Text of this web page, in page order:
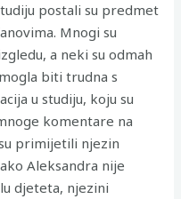
postali su predmet
Mnogi su
a neki su odmah
biti trudna s
u studiju, koju su
komentare na
primijetili njezin
Aleksandra nije
djeteta, njezini